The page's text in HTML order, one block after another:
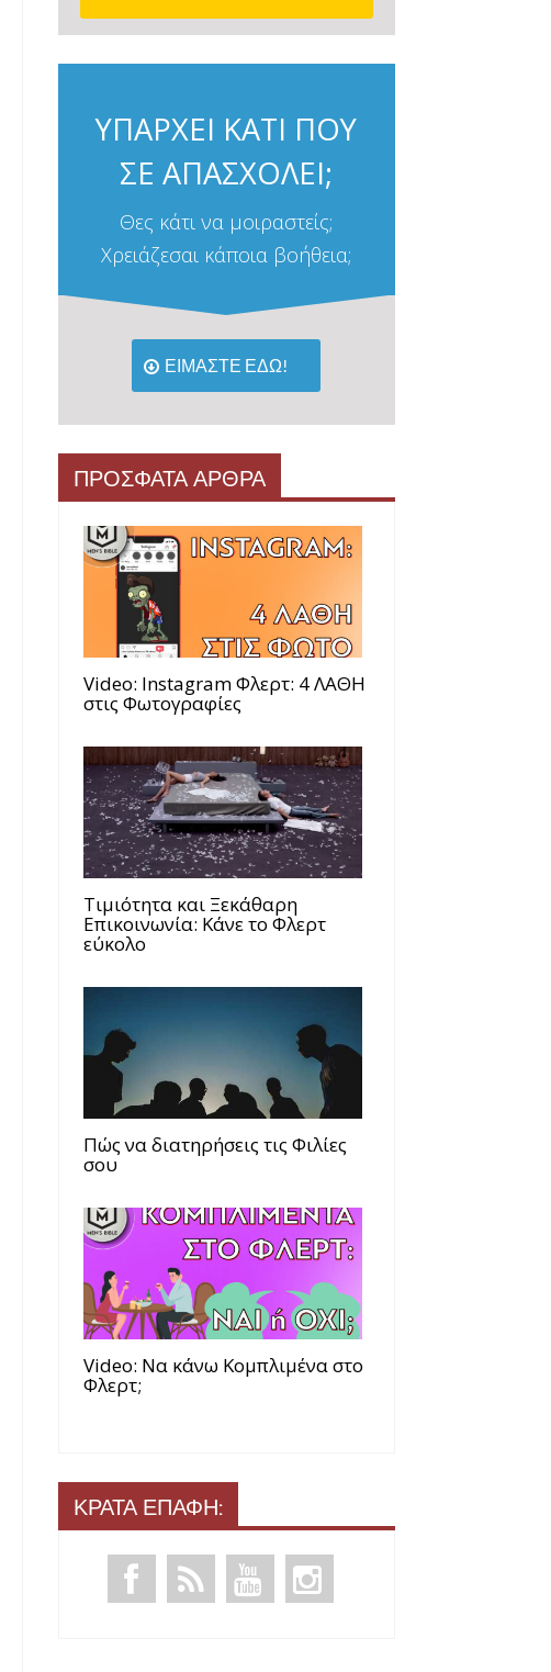
ΥΠΑΡΧΕΙ ΚΑΤΙ ΠΟΥ
ΣΕ ΑΠΑΣΧΟΛΕΙ;
Θες κάτι να μοιραστείς;
Χρειάζεσαι κάποια βοήθεια;
ΕΙΜΑΣΤΕ ΕΔΩ!
ΠΡΟΣΦΑΤΑ ΑΡΘΡΑ
Video: Instagram Φλερτ: 4 ΛΑΘΗ
στις Φωτογραφίες
Τιμιότητα και Ξεκάθαρη
Επικοινωνία: Κάνε το Φλερτ
εύκολο
Πώς να διατηρήσεις τις Φιλίες
σου
Video: Να κάνω Κομπλιμένα στο
Φλερτ;
ΚΡΑΤΑ ΕΠΑΦΗ: